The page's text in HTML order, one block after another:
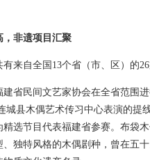
，非遗项目汇聚
有来自全国13个省（市、区）的
建省民间文艺家协会在全省范围
城县木偶艺术传习中心表演的提
精选节目代表福建省参赛。布袋
、独特风格的木偶剧种，曾在五